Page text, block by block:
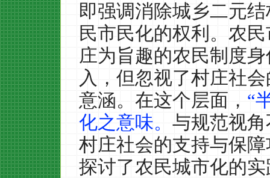
即强调消除城乡二元
民市民化的权利。农
庄为旨趣的农民制度
入，但忽视了村庄社
意涵。在这个层面，“
化之意味。与规范视
村庄社会的支持与保
探讨了农民城市化的